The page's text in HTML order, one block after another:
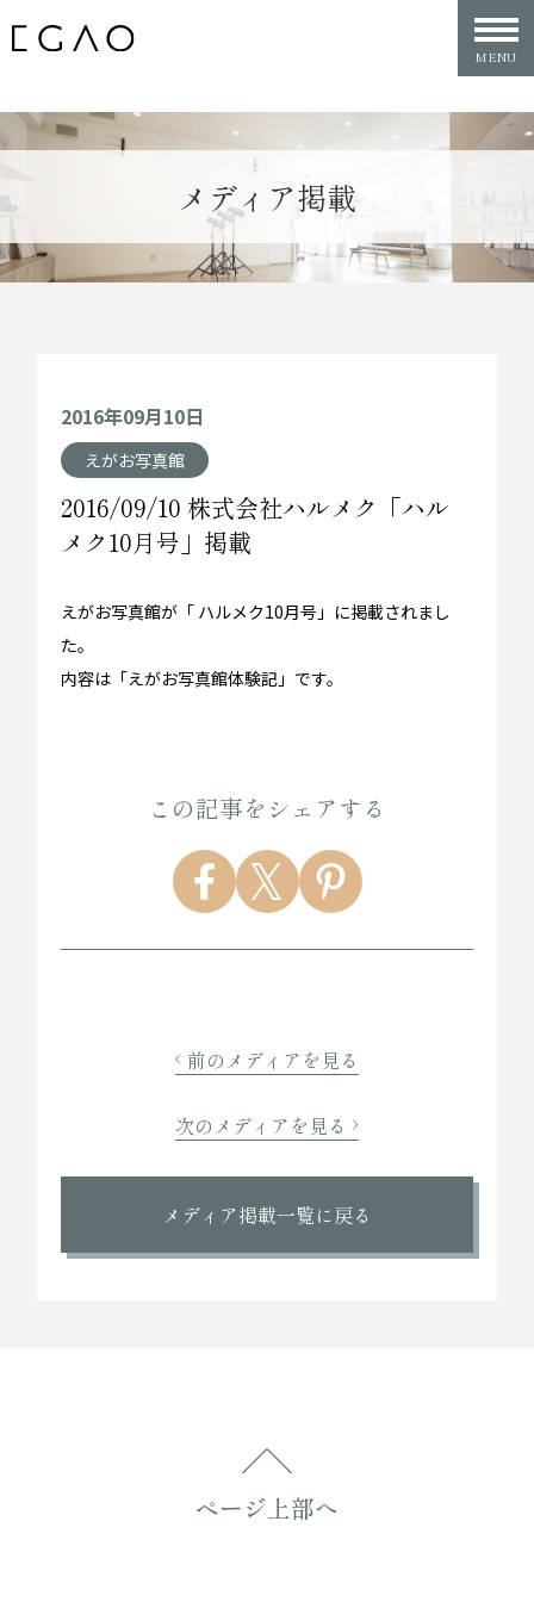
メディア掲載
2016年09月10日
えがお写真館
2016/09/10 株式会社ハルメク「ハル
メク10月号」掲載
えがお写真館が「 ハルメク10月号」に掲載されまし
た。
内容は「えがお写真館体験記」です。
この記事をシェアする
前のメディアを見る
次のメディアを見る
メディア掲載一覧に戻る
ページ上部へ